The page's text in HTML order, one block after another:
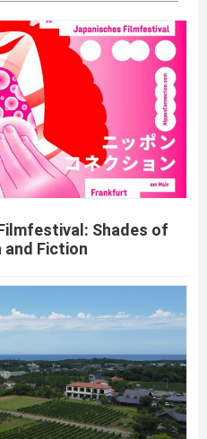
Shades of
and Fiction